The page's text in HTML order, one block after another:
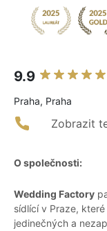
9.9
Praha, Praha
Zobrazit
O společnosti:
Wedding Factory
sídlící v Praze,
jedinečných a